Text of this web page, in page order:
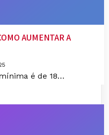
AUMENTAR A
é de 18…